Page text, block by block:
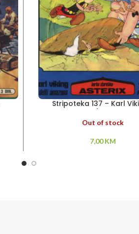
Stripoteka 137 – Karl
Out of stock
7,00KM